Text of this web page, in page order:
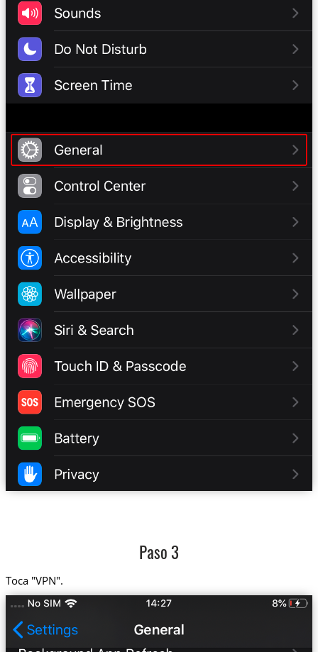
Paso 3
Toca "VPN".